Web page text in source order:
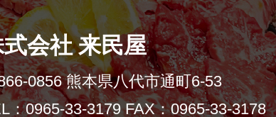
会社 来民屋
0856 熊本県八代市通町6-53
：0965-33-3179 FAX：0965-33-3178